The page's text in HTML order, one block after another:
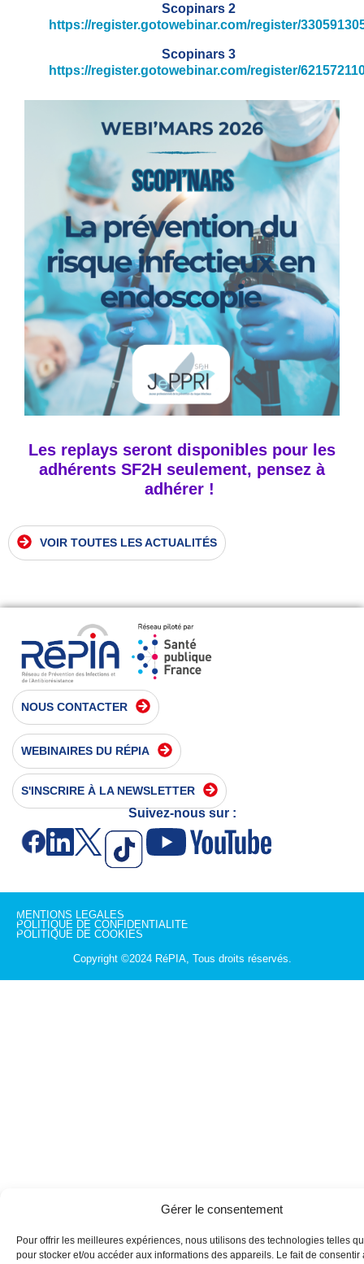
Gérer le consentement
Pour offrir les meilleures expériences, nous utilisons des technologies telles
pour stocker et/ou accéder aux informations des appareils. Le fait de consentir
Scopinars 2
https://register.gotowebinar.com/register/
Scopinars 3
https://register.gotowebinar.com/register/
Les replays seront disponibles pour les
adhérents SF2H seulement, pensez à
adhérer !
VOIR TOUTES LES ACTUALITÉS
NOUS CONTACTER
WEBINAIRES DU RÉPIA
S'INSCRIRE À LA NEWSLETTER
Suivez-nous sur :
Copyright ©2024 RéPIA, Tous droits réservés.
MENTIONS LÉGALES
POLITIQUE DE CONFIDENTIALITÉ
POLITIQUE DE COOKIES